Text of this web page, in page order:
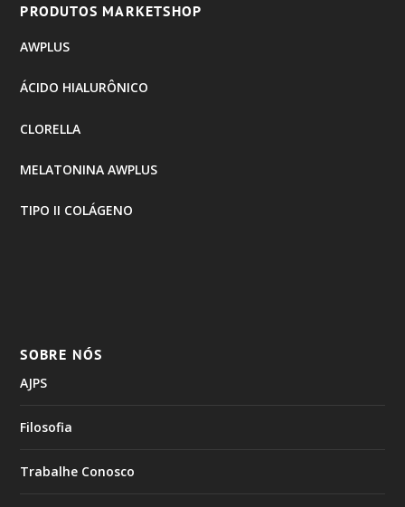
PRODUTOS MARKETSHOP
AWPLUS
ÁCIDO HIALURÔNICO
CLORELLA
MELATONINA AWPLUS
TIPO II COLÁGENO
SOBRE NÓS
AJPS
Filosofia
Trabalhe Conosco